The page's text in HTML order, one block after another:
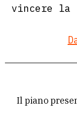
vincere la
Il piano